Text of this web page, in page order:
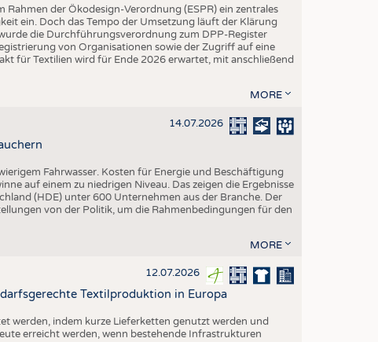
der Ökodesign-Verordnung (ESPR) ein zentrales
ein. Doch das Tempo der Umsetzung läuft der Klärung
die Durchführungsverordnung zum DPP-Register
von Organisationen sowie der Zugriff auf eine
für Textilien wird für Ende 2026 erwartet, mit anschließend
MORE
14.07.2026
Fahrwasser. Kosten für Energie und Beschäftigung
auf einem zu niedrigen Niveau. Das zeigen die Ergebnisse
(HDE) unter 600 Unternehmen aus der Branche. Der
von der Politik, um die Rahmenbedingungen für den
MORE
12.07.2026
Textilproduktion in Europa
werden, indem kurze Lieferketten genutzt werden und
erreicht werden, wenn bestehende Infrastrukturen